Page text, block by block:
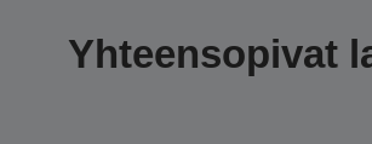
Yhteensopivat